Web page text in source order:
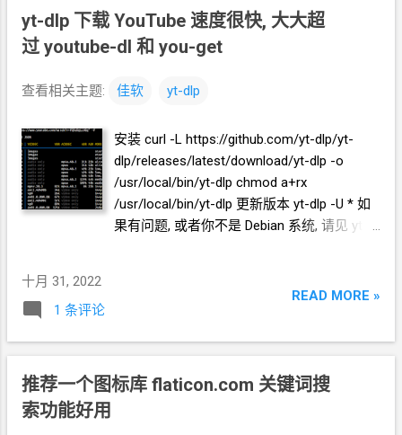
sections 参数可以指定下载某一段。有些
YouTube 视频本身是分段的，可以指定分段
面这样： --download-sections "*1:26:46-
再合并的参数，整个命令就是下面这样： yt-
dlp https://youtu.be/p2c6ioGbXCs --
download-sections "*1:26:46-1:43:56" -f
137+140 --merge-output-format mp4 缺少
ffmpeg 如果报错无法合并...
yt-dlp 下载 YouTube 速度很快, 大大超
过 youtube-dl 和 you-get
查看相关主题: 佳软 yt-dlp
安装 curl -L https://github.com/yt-dlp/yt-
dlp/releases/latest/download/yt-dlp -o
/usr/local/bin/yt-dlp chmod a+rx
/usr/local/bin/yt-dlp 更新版本 yt-dlp -U * 如
果有问题, 或者你不是 Debian 系统, 请见 yt-
频，你需要先用 -F 参数查看格式列表 yt-dlp
式 ID 就是上一步中 最左边的那一列数字 yt-
dlp -f 137
十月 31, 2022
1 条评论
READ MORE »
推荐一个图标库 flaticon.com 关键词搜
索功能好用